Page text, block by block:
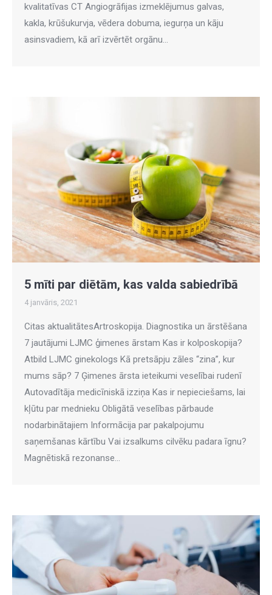
kvalitatīvas CT Angiogrāfijas izmeklējumus galvas,
kakla, krūšukurvja, vēdera dobuma, iegurņa un kāju
asinsvadiem, kā arī izvērtēt orgānu…
5 mīti par diētām, kas valda sabiedrībā
4 janvāris, 2021
Citas aktualitātesArtroskopija. Diagnostika un ārstēšana
7 jautājumi LJMC ģimenes ārstam Kas ir kolposkopija?
Atbild LJMC ginekologs Kā pretsāpju zāles “zina”, kur
mums sāp? 7 Ģimenes ārsta ieteikumi veselībai rudenī
Autovadītāja medicīniskā izziņa Kas ir nepieciešams, lai
kļūtu par mednieku Obligātā veselības pārbaude
nodarbinātajiem Informācija par pakalpojumu
saņemšanas kārtību Vai izsalkums cilvēku padara īgnu?
Magnētiskā rezonanse…